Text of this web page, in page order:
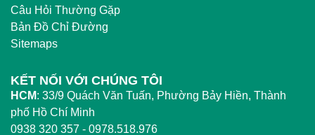
Câu Hỏi Thường Gặp
Bản Đồ Chỉ Đường
Sitemaps
KẾT NỐI VỚI CHÚNG TÔI
HCM: 33/9 Quách Văn Tuấn, Phường Bảy Hiền, Thành
phố Hồ Chí Minh
0938 320 357 - 0978.518.976